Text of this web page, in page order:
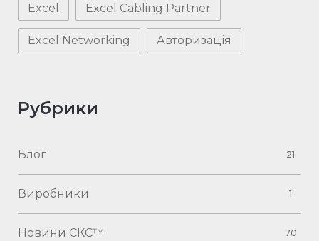
Excel Excel Cabling Partner
Excel Networking Авторизація
Рубрики
Блог 21
Виробники 1
Новини СКС™ 70